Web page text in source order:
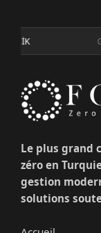
Le plus grand
zéro en
gestion
solutions